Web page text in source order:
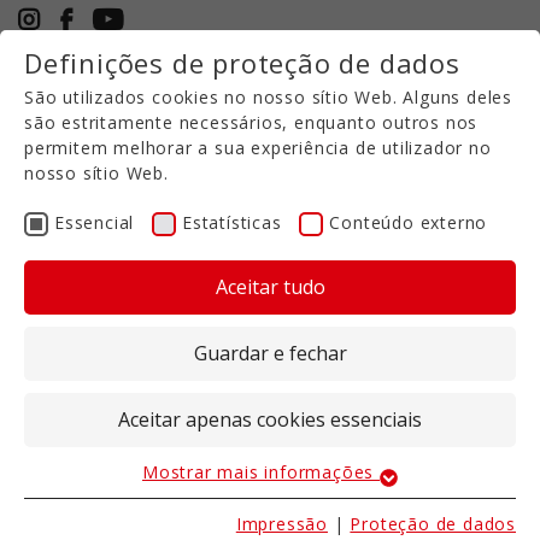
+49 5971 94632-0
PT
GRADES DE DISCOS
CURTOS DA VOLMER
ENGINEERING
com e sem equipamento de polpa
As nossas grades de discos curtas
Conceção curta para um centro de
Definições de proteção de dados
São utilizados cookies no nosso sítio Web. Alguns deles
são estritamente necessários, enquanto outros nos
permitem melhorar a sua experiência de utilizador no
nosso sítio Web.
Essencial Estatísticas Conteúdo externo
Aceitar tudo
Guardar e fechar
Aceitar apenas cookies essenciais
Os cookies essenciais são necessários para as
Mostrar mais informações
Impressão | Proteção de dados